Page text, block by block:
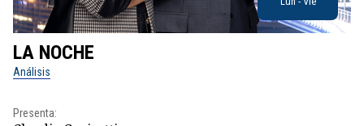
LA NOCHE
Análisis
Presenta: